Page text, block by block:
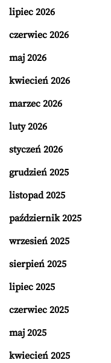
lipiec 2026
czerwiec 2026
maj 2026
kwiecień 2026
marzec 2026
luty 2026
styczeń 2026
grudzień 2025
listopad 2025
październik 2025
wrzesień 2025
sierpień 2025
lipiec 2025
czerwiec 2025
maj 2025
kwiecień 2025